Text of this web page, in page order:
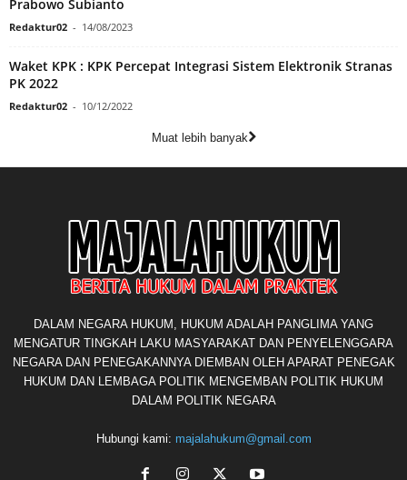
Prabowo Subianto
Redaktur02 - 14/08/2023
Waket KPK : KPK Percepat Integrasi Sistem Elektronik Stranas
PK 2022
Redaktur02 - 10/12/2022
Muat lebih banyak
DALAM NEGARA HUKUM, HUKUM ADALAH PANGLIMA YANG
MENGATUR TINGKAH LAKU MASYARAKAT DAN PENYELENGGARA
NEGARA DAN PENEGAKANNYA DIEMBAN OLEH APARAT PENEGAK
HUKUM DAN LEMBAGA POLITIK MENGEMBAN POLITIK HUKUM
DALAM POLITIK NEGARA
Hubungi kami: majalahukum@gmail.com